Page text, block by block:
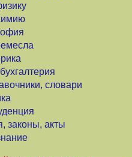
словари
законы, акты